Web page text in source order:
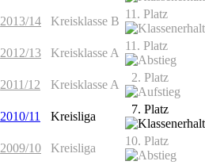
2013/14 Kreisklasse B
11. Platz
2012/13 Kreisklasse A
11. Platz
2011/12 Kreisklasse A
2. Platz
2010/11 Kreisliga
7. Platz
2009/10 Kreisliga
10. Platz